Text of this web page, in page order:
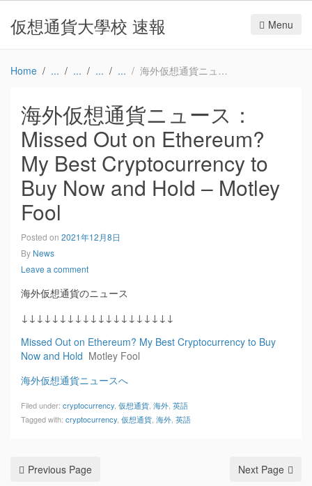
仮想通貨大學校 速報 Menu
Home 海外仮想通貨ニュース：Missed Out on Ethereum? My Best Cryptocurrency to Buy Now and Hold – Motley Fool
海外仮想通貨ニュース：
Missed Out on Ethereum?
My Best Cryptocurrency to
Buy Now and Hold – Motley
Fool
Posted on 2021年12月8日
By News
Leave a comment
海外仮想通貨のニュース
↓↓↓↓↓↓↓↓↓↓↓↓↓↓↓↓↓↓↓↓
Missed Out on Ethereum? My Best Cryptocurrency to Buy
Now and Hold Motley Fool
海外仮想通貨ニュースへ
Filed under: cryptocurrency 仮想通貨 海外 英語
Tagged with: cryptocurrency 仮想通貨 海外 英語
Previous Page Next Page